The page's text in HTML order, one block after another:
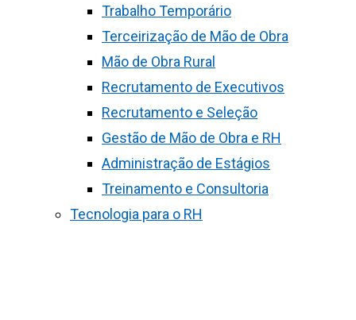
Trabalho Temporário
Terceirização de Mão de Obra
Mão de Obra Rural
Recrutamento de Executivos
Recrutamento e Seleção
Gestão de Mão de Obra e RH
Administração de Estágios
Treinamento e Consultoria
Tecnologia para o RH